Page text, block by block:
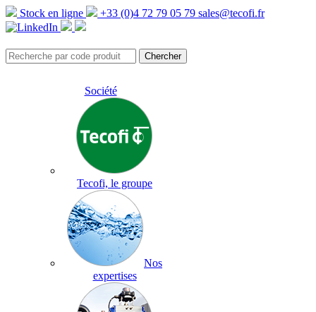
Stock en ligne +33 (0)4 72 79 05 79 sales@tecofi.fr
Société
Tecofi, le groupe
Nos
expertises